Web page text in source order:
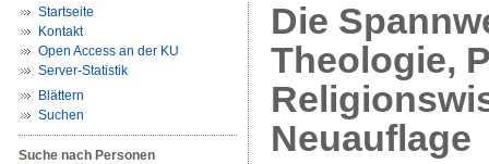
Startseite
Kontakt
Open Access an der KU
Server-Statistik
Blättern
Suchen
Suche nach Personen
Die
Theologie,
Neuauflage